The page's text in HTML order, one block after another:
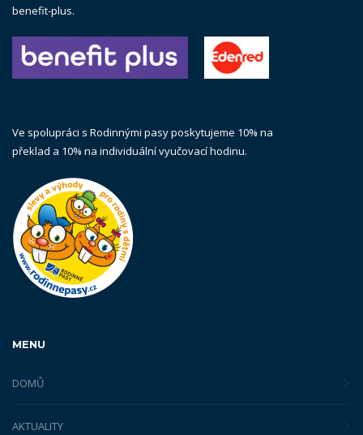
benefit-plus.
Ve spolupráci s Rodinnými pasy poskytujeme 10% na
překlad a 10% na individuální vyučovací hodinu.
MENU
DOMŮ
AKTUALITY